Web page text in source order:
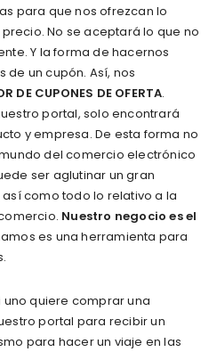
para que nos ofrezcan lo
No se aceptará lo que no
Y la forma de hacernos
de un cupón. Así, nos
DE CUPONES DE OFERTA.
portal, solo encontrará
y empresa. De esta forma no
del comercio electrónico
ser aglutinar un gran
como todo lo relativo a la
Nuestro negocio es el
es una herramienta para
quiere comprar una
portal para recibir un
para hacer un viaje en las